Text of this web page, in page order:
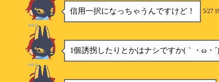
信用一択になっちゃうんですけど！ 5/27
ゆきの
1個誘拐したりとかはナシですか(｀・ω・´)
ゆきの